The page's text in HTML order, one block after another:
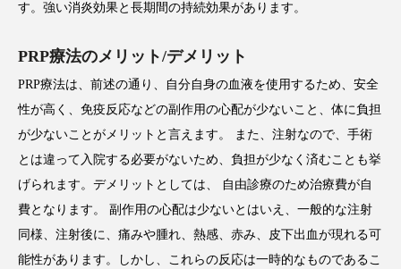
す。強い消炎効果と長期間の持続効果があります。
PRP療法のメリット/デメリット
PRP療法は、前述の通り、自分自身の血液を使用するため、安全
性が高く、免疫反応などの副作用の心配が少ないこと、体に負担
が少ないことがメリットと言えます。 また、注射なので、手術
とは違って入院する必要がないため、負担が少なく済むことも挙
げられます。デメリットとしては、 自由診療のため治療費が自
費となります。 副作用の心配は少ないとはいえ、一般的な注射
同様、注射後に、痛みや腫れ、熱感、赤み、皮下出血が現れる可
能性があります。しかし、これらの反応は一時的なものであるこ